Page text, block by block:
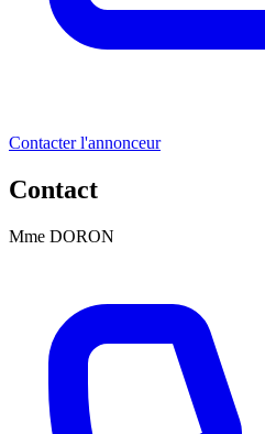
Contacter l'annonceur
Contact
Mme DORON